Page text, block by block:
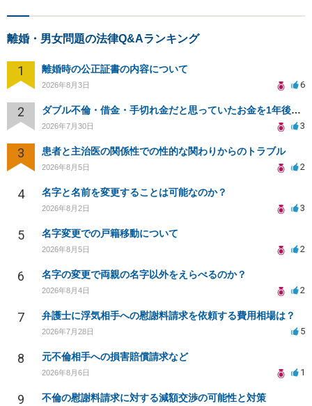
離婚・男女問題の法律Q&Aランキング
1 離婚時の公正証書の内容について
2026年8月3日 6
2 ダブル不倫・借金・手切れ金だと思っていたお金を1年後いまさら脅迫罪として通知書が来てまとめて請求
2026年7月30日 3
3 患者と主治医の関係性での性的な関わりからのトラブル
2026年8月5日 2
4 名字と名前を変更することは可能なのか？
2026年8月2日 3
5 名字変更での戸籍移動について
2026年8月5日 2
6 名字の変更で両親の名字以外をえらべるのか？
2026年8月4日 2
7 弁護士に浮気相手への慰謝料請求を依頼する費用相場は？
2026年7月28日 5
8 元不倫相手への損害賠償請求など
2026年8月6日 1
9 不倫の慰謝料請求に対する減額交渉の可能性と対策